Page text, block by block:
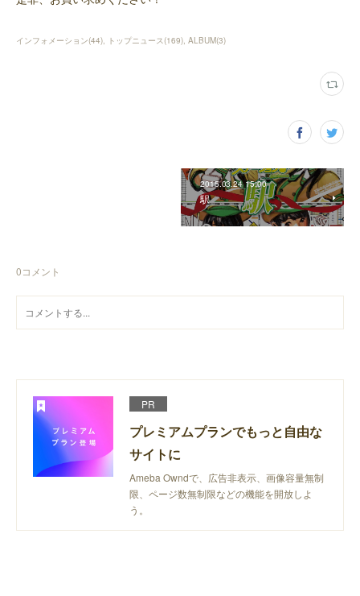
インフォメーション(44) トップニュース(169) ALBUM(3)
2015.03.24 15:00
駅
0コメント
PR
プレミアムプランでもっと自由な
サイトに
Ameba Owndで、広告非表示、画像容量無制
限、ページ数無制限などの機能を開放しよ
う。